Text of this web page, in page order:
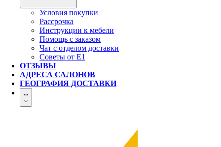
Условия покупки
Рассрочка
Инструкции к мебели
Помощь с заказом
Чат с отделом доставки
Советы от Е1
ОТЗЫВЫ
АДРЕСА САЛОНОВ
ГЕОГРАФИЯ ДОСТАВКИ
...